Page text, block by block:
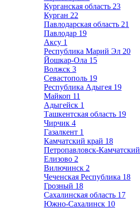
Курганская область 23
Курган 22
Павлодарская область 21
Павлодар 19
Аксу 1
Республика Марий Эл 20
Йошкар-Ола 15
Волжск 3
Севастополь 19
Республика Адыгея 19
Майкоп 11
Адыгейск 1
Ташкентская область 19
Чирчик 4
Газалкент 1
Камчатский край 18
Петропавловск-Камчатский
Елизово 2
Вилючинск 2
Чеченская Республика 18
Грозный 18
Сахалинская область 17
Южно-Сахалинск 10